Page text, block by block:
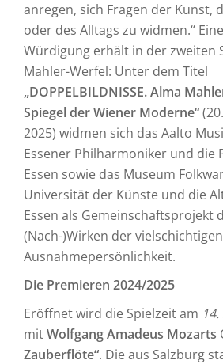
anregen, sich Fragen der Kunst,
oder des Alltags zu widmen.“
Würdigung erhält in der zweiten
Mahler-Werfel: Unter dem Titel
„DOPPELBILDNISSE. Alma
Spiegel der Wiener Moderne“
2025) widmen sich das Aalto
Essener Philharmoniker und die
Essen sowie das Museum
Universität der Künste und die
Essen als Gemeinschaftsprojekt
(Nach-)Wirken der vielschichtigen
Ausnahmepersönlichkeit.
Die Premieren 2024/2025
Eröffnet wird die Spielzeit am
mitWolfgang Amadeus Mozarts
Zauberflöte“. Die aus Salzburg